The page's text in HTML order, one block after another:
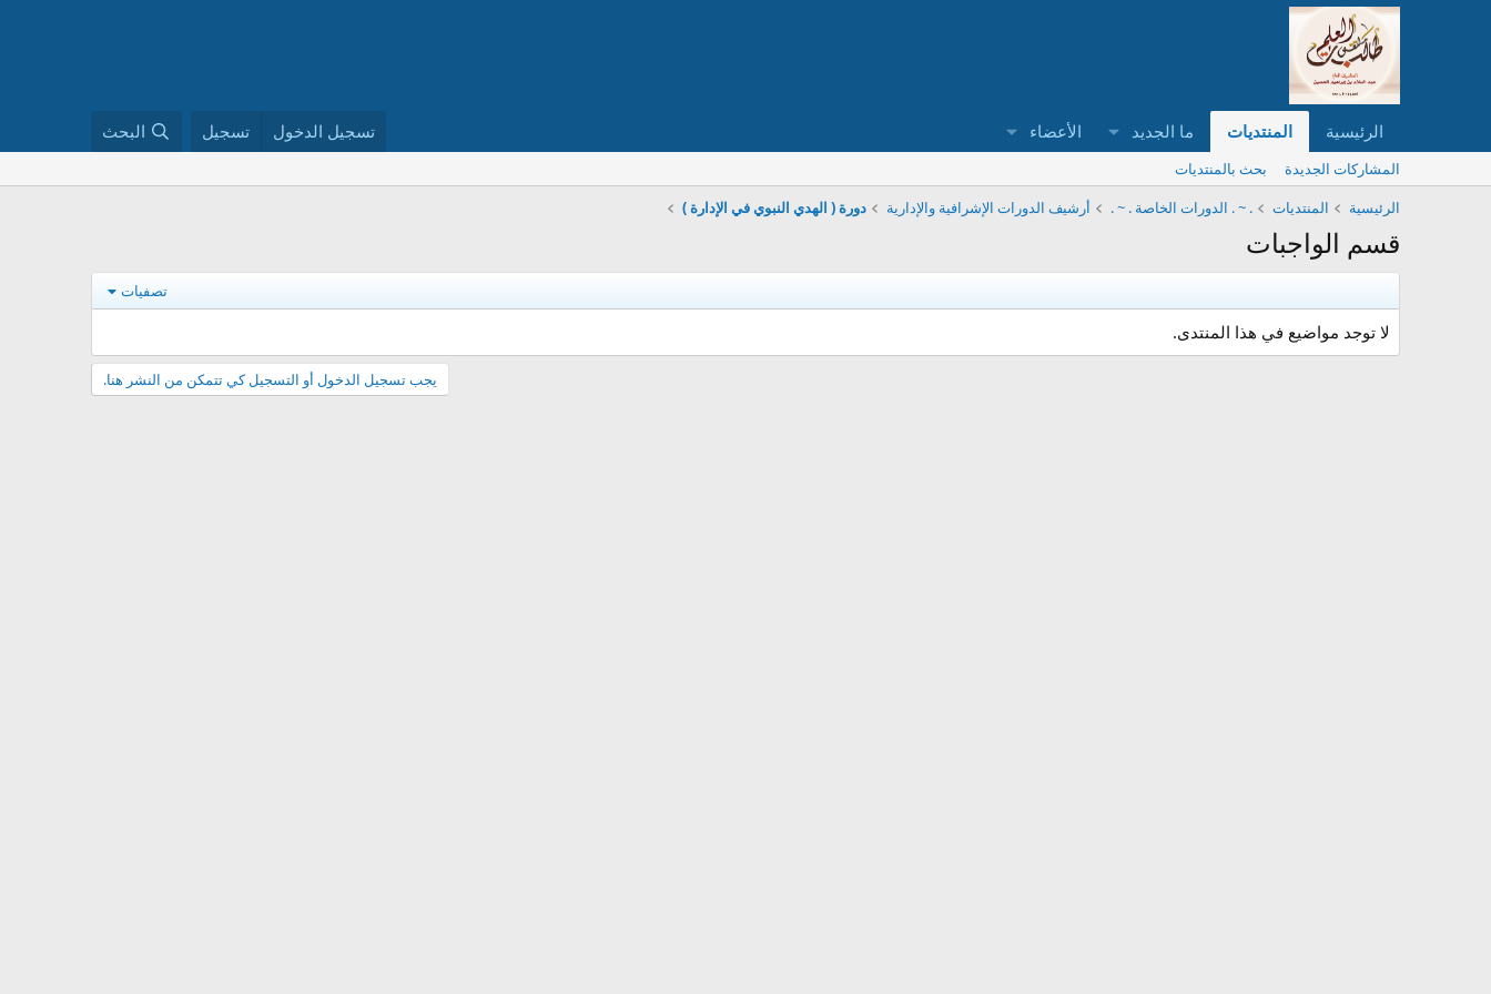
الرئيسية المنتديات ما الجديد الأعضاء تسجيل الدخول تسجيل البحث
المشاركات الجديدة
بحث بالمنتديات
الرئيسية
المنتديات . ~ . الدورات الخاصة . ~ . أرشيف الدورات الإشرافية والإدارية دورة ( الهدي النبوي في الإدارة )
قسم الواجبات
تصفيات
لا توجد مواضيع في هذا المنتدى.
يجب تسجيل الدخول أو التسجيل كي تتمكن من النشر هنا.